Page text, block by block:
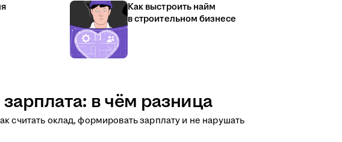
Как выстроить найм
в строительном бизнесе
в чём разница
считать оклад, формировать зарплату и не нарушать